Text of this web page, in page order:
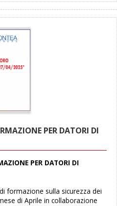
PER DATORI DI
PER DATORI DI
formazione sulla sicurezza dei
di Aprile in collaborazione